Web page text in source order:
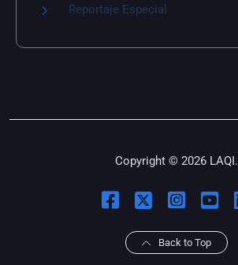
Reportaje Especial
Copyright © 2026 LAQI.
Back to Top